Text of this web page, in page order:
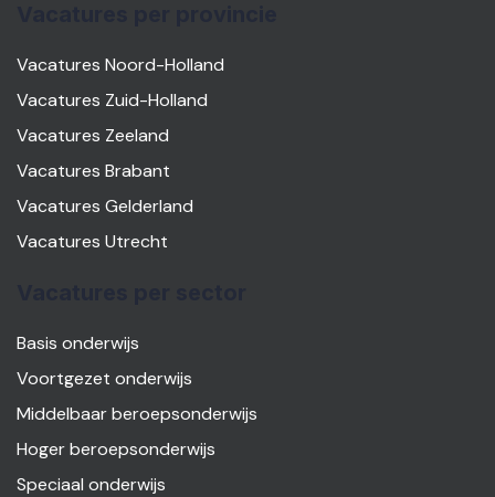
Vacatures Noord-Holland
Vacatures Zuid-Holland
Vacatures Zeeland
Vacatures Brabant
Vacatures Gelderland
Vacatures Utrecht
Basis onderwijs
Voortgezet onderwijs
Middelbaar beroepsonderwijs
Hoger beroepsonderwijs
Speciaal onderwijs